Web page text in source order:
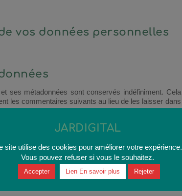
vos données personnelles
ses métadonnées sont conservés indéfiniment. Cela
les commentaires suivants au lieu de les laisser dans
sur notre site (si cela est possible), nous stockons
leur profil. Tous les utilisateurs et utilisatrices peuvent
à tout moment (à l’exception de leur nom
voir et modifier ces informations.
vos données
JARDIGITAL
site utilise des cookies pour améliorer votre expérience.
Vous pouvez refuser si vous le souhaitez.
Accepter Lien En savoir plus Rejeter